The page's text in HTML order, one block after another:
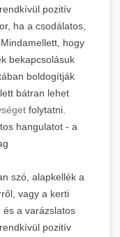
pozitív
ha a csodálatos,
hogy
bekapcsolásuk
boldogítják
bátran lehet
folytatni.
hangulatot - a
szó, alapkellék a
vagy a kerti
és a varázslatos
pozitív